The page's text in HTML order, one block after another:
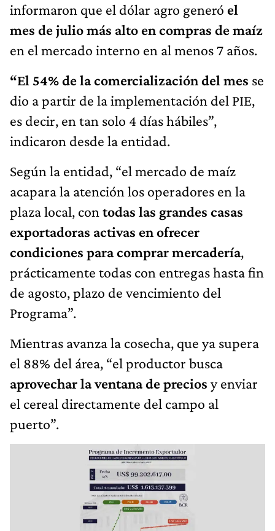
informaron que el dólar agro generó el
mes de julio más alto en compras de maíz
en el mercado interno en al menos 7 años.
“El 54% de la comercialización del mes se
dio a partir de la implementación del PIE,
es decir, en tan solo 4 días hábiles”,
indicaron desde la entidad.
Según la entidad, “el mercado de maíz
acapara la atención los operadores en la
plaza local, con todas las grandes casas
exportadoras activas en ofrecer
condiciones para comprar mercadería,
prácticamente todas con entregas hasta fin
de agosto, plazo de vencimiento del
Programa”.
Mientras avanza la cosecha, que ya supera
el 88% del área, “el productor busca
aprovechar la ventana de precios y enviar
el cereal directamente del campo al
puerto”.